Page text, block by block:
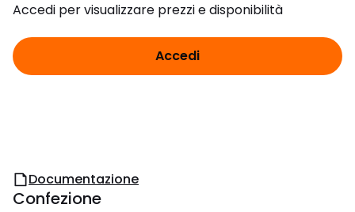
Accedi per visualizzare prezzi e disponibilità
Accedi
Documentazione
Confezione